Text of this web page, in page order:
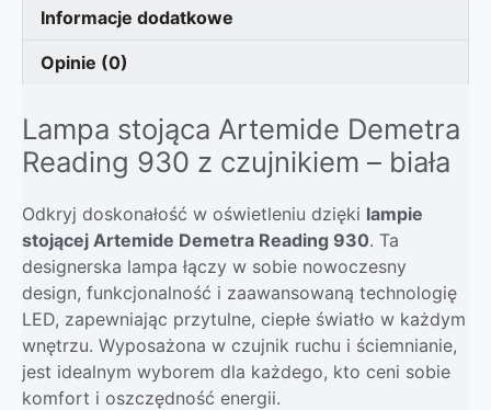
Informacje dodatkowe
Opinie (0)
Lampa stojąca Artemide Demetra
Reading 930 z czujnikiem – biała
Odkryj doskonałość w oświetleniu dzięki lampie
stojącej Artemide Demetra Reading 930. Ta
designerska lampa łączy w sobie nowoczesny
design, funkcjonalność i zaawansowaną technologię
LED, zapewniając przytulne, ciepłe światło w każdym
wnętrzu. Wyposażona w czujnik ruchu i ściemnianie,
jest idealnym wyborem dla każdego, kto ceni sobie
komfort i oszczędność energii.